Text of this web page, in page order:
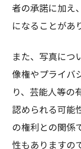
者の承諾に加え
になることがあ
また、写真につ
像権やプライバ
り、芸能人等の
認められる可能
の権利との関係
性もありますの